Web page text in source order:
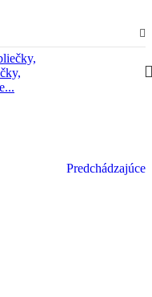
Predchádzajúce